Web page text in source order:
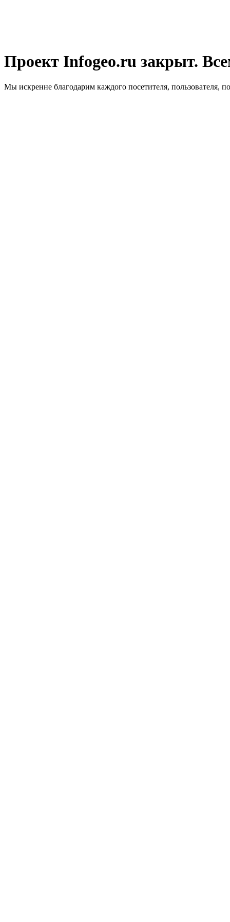
Проект Infogeo.ru закрыт.
Мы искренне благодарим каждого посетителя, пользователя,